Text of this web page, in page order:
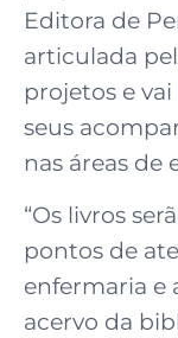
Editora de
articulada
projetos e
seus
nas áreas de
“Os livros
pontos de
enfermaria e
acervo da